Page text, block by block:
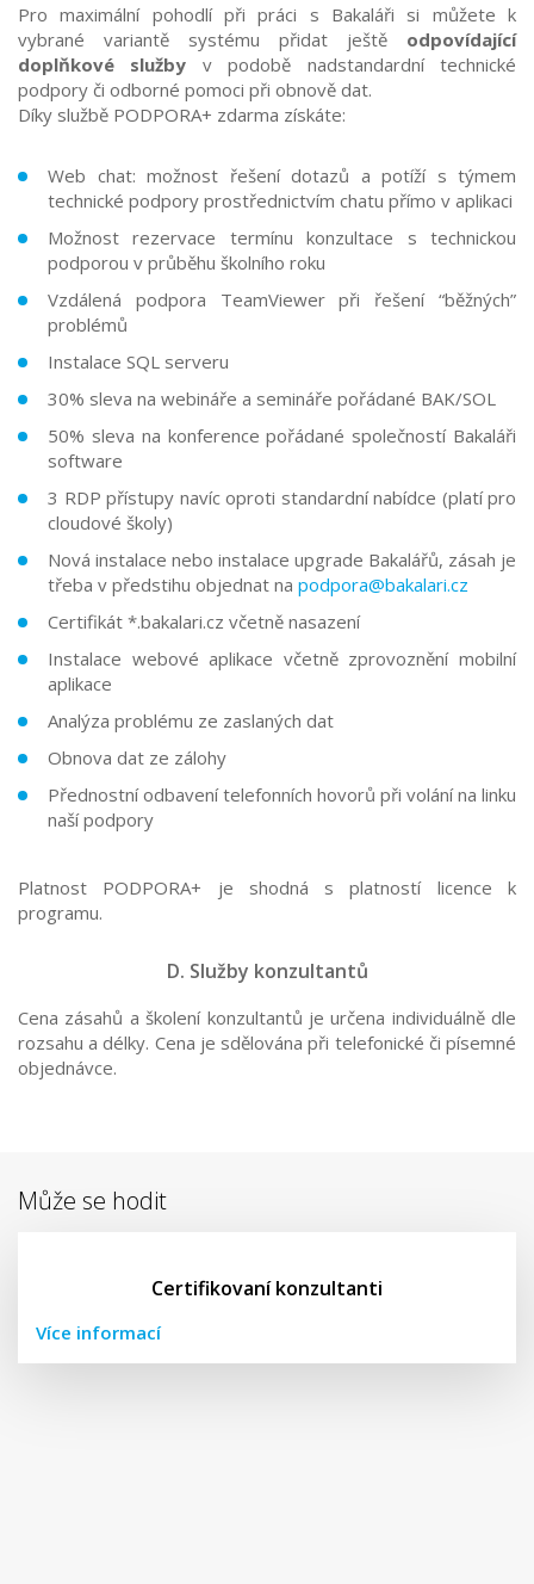
Pro maximální pohodlí při práci s Bakaláři si můžete k
vybrané variantě systému přidat ještě odpovídající
doplňkové služby v podobě nadstandardní technické
podpory či odborné pomoci při obnově dat.
Díky službě PODPORA+ zdarma získáte:
Web chat: možnost řešení dotazů a potíží s týmem
technické podpory prostřednictvím chatu přímo v aplikaci
Možnost rezervace termínu konzultace s technickou
podporou v průběhu školního roku
Vzdálená podpora TeamViewer při řešení “běžných”
problémů
Instalace SQL serveru
30% sleva na webináře a semináře pořádané BAK/SOL
50% sleva na konference pořádané společností Bakaláři
software
3 RDP přístupy navíc oproti standardní nabídce (platí pro
cloudové školy)
Nová instalace nebo instalace upgrade Bakalářů, zásah je
třeba v předstihu objednat na podpora@bakalari.cz
Certifikát *.bakalari.cz včetně nasazení
Instalace webové aplikace včetně zprovoznění mobilní
aplikace
Analýza problému ze zaslaných dat
Obnova dat ze zálohy
Přednostní odbavení telefonních hovorů při volání na linku
naší podpory
Platnost PODPORA+ je shodná s platností licence k
programu.
D. Služby konzultantů
Cena zásahů a školení konzultantů je určena individuálně dle
rozsahu a délky. Cena je sdělována při telefonické či písemné
objednávce.
Může se hodit
Certifikovaní konzultanti
Více informací